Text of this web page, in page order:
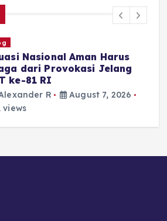
Nasional Aman Harus
dari Provokasi Jelang
ke-81 RI
R
August 7, 2026
views